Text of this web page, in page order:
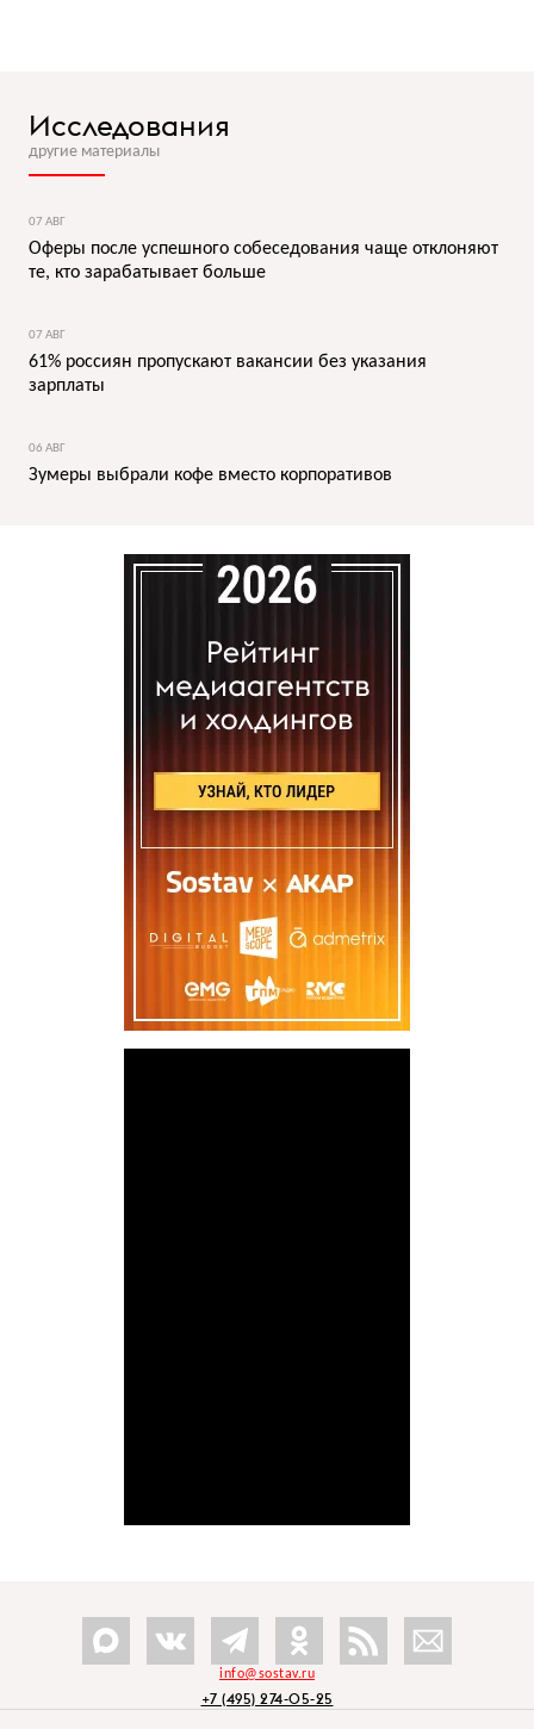
Исследования
другие материалы
07 АВГ
Оферы после успешного собеседования чаще отклоняют
те, кто зарабатывает больше
07 АВГ
61% россиян пропускают вакансии без указания
зарплаты
06 АВГ
Зумеры выбрали кофе вместо корпоративов
info@sostav.ru
+7 (495) 274-05-25